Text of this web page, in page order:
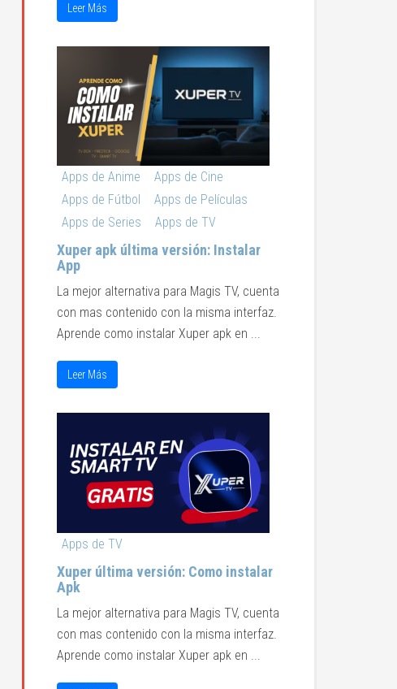
Leer Más
Apps de Anime
Apps de Cine
Apps de Fútbol
Apps de Películas
Apps de Series
Apps de TV
Xuper apk última versión: Instalar
App
La mejor alternativa para Magis TV, cuenta
con mas contenido con la misma interfaz.
Aprende como instalar Xuper apk en ...
Leer Más
Apps de TV
Xuper última versión: Como instalar
Apk
La mejor alternativa para Magis TV, cuenta
con mas contenido con la misma interfaz.
Aprende como instalar Xuper apk en ...